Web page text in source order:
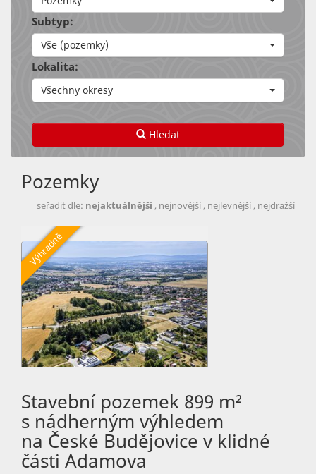
Subtyp:
Vše (pozemky)
Lokalita:
Všechny okresy
Hledat
Pozemky
seřadit dle: nejaktuálnější , nejnovější , nejlevnější , nejdražší
Stavební pozemek 899 m²
s nádherným výhledem
na České Budějovice v klidné
části Adamova